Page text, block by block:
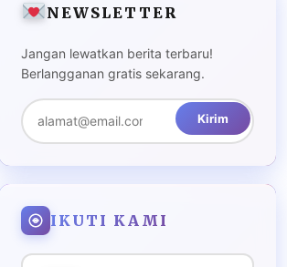
NEWSLETTER
Jangan lewatkan berita terbaru!
Berlangganan gratis sekarang.
Kirim
IKUTI KAMI